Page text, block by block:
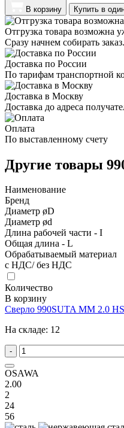
В корзину Купить в
Отгрузка товара возможна
Сразу начнем собирать заказ.
Доставка по России
По тарифам транспортной
Доставка в Москву
Доставка до адреса
Оплата
По выставленному счету
Другие товары
Наименование
Бренд
Диаметр øD
Диаметр ød
Длина рабочей части - I
Общая длина - L
Обрабатываемый материал
с НДС/ без НДС
Количество
В корзину
Сверло 990SUTA MM 2.0
На складе: 12
-
OSAWA
2.00
2
24
56